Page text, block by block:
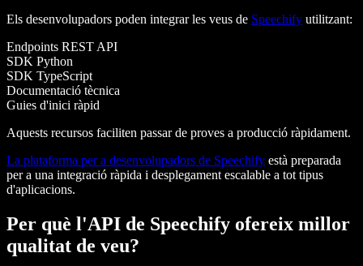
Els desenvolupadors poden integrar les veus de Speechify utilitzant:
Endpoints REST API
SDK Python
SDK TypeScript
Documentació tècnica
Guies d'inici ràpid
Aquests recursos faciliten passar de proves a producció ràpidament.
La plataforma per a desenvolupadors de Speechify està preparada
per a una integració ràpida i desplegament escalable a tot tipus
d'aplicacions.
Per què l'API de Speechify ofereix millor
qualitat de veu?